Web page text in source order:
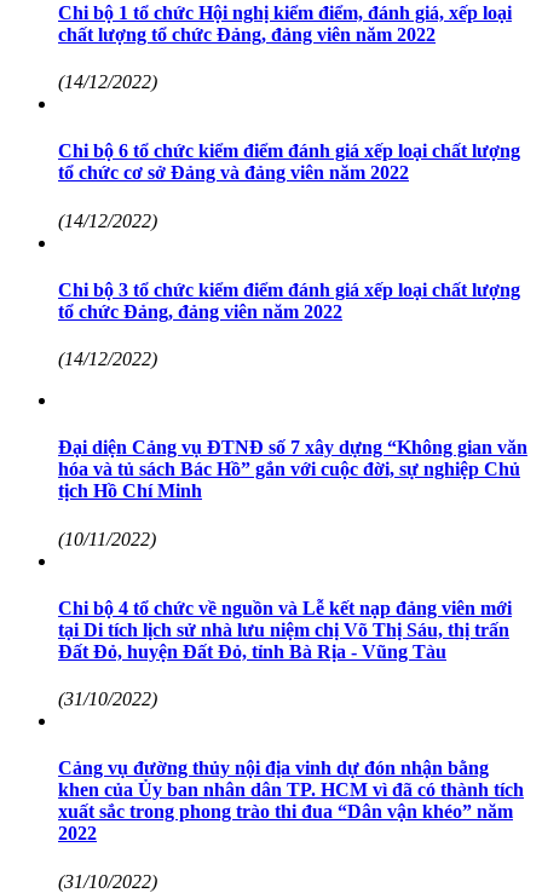
Chi bộ 1 tổ chức Hội nghị kiểm điểm, đánh giá, xếp loại
chất lượng tổ chức Đảng, đảng viên năm 2022
(14/12/2022)
Chi bộ 6 tổ chức kiểm điểm đánh giá xếp loại chất lượng
tổ chức cơ sở Đảng và đảng viên năm 2022
(14/12/2022)
Chi bộ 3 tổ chức kiểm điểm đánh giá xếp loại chất lượng
tổ chức Đảng, đảng viên năm 2022
(14/12/2022)
Đại diện Cảng vụ ĐTNĐ số 7 xây dựng “Không gian văn
hóa và tủ sách Bác Hồ” gắn với cuộc đời, sự nghiệp Chủ
tịch Hồ Chí Minh
(10/11/2022)
Chi bộ 4 tổ chức về nguồn và Lễ kết nạp đảng viên mới
tại Di tích lịch sử nhà lưu niệm chị Võ Thị Sáu, thị trấn
Đất Đỏ, huyện Đất Đỏ, tỉnh Bà Rịa - Vũng Tàu
(31/10/2022)
Cảng vụ đường thủy nội địa vinh dự đón nhận bằng
khen của Ủy ban nhân dân TP. HCM vì đã có thành tích
xuất sắc trong phong trào thi đua “Dân vận khéo” năm
2022
(31/10/2022)